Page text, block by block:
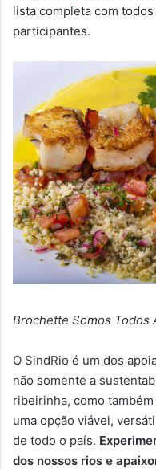
lista completa com
participantes.
Brochette Somos Todos
O SindRio é um dos
não somente a
ribeirinha, como
uma opção viável,
de todo o país.
dos nossos rios e